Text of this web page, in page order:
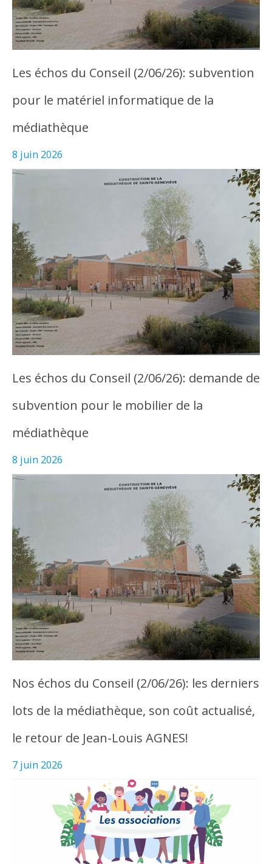
Les échos du Conseil (2/06/26): subvention
pour le matériel informatique de la
médiathèque
8 juin 2026
Les échos du Conseil (2/06/26): demande de
subvention pour le mobilier de la
médiathèque
8 juin 2026
Nos échos du Conseil (2/06/26): les derniers
lots de la médiathèque, son coût actualisé,
le retour de Jean-Louis AGNES!
7 juin 2026